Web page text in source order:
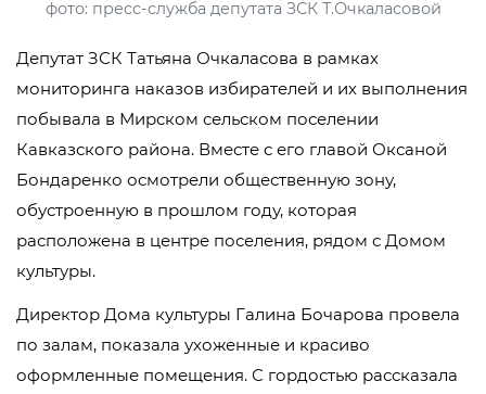
фото: пресс-служба депутата ЗСК Т.Очкаласовой
Депутат ЗСК Татьяна Очкаласова в рамках
мониторинга наказов избирателей и их выполнения
побывала в Мирском сельском поселении
Кавказского района. Вместе с его главой Оксаной
Бондаренко осмотрели общественную зону,
обустроенную в прошлом году, которая
расположена в центре поселения, рядом с Домом
культуры.
Директор Дома культуры Галина Бочарова провела
по залам, показала ухоженные и красиво
оформленные помещения. С гордостью рассказала